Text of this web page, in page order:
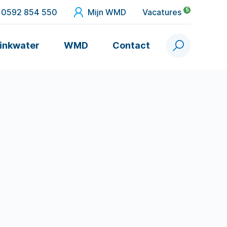
0592 854 550 Mijn WMD Vacatures 5
WMD Contact Zoek